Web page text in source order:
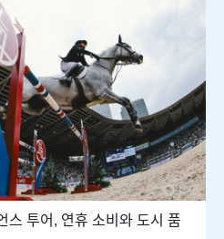
스 투어, 연휴 소비와 도시 품